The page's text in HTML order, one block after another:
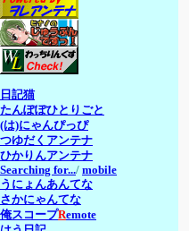
日記猫
たんぽぽひとりごと
(は)にゃんぴっぴ
つゆだくアンテナ
ひかりんアンテナ
Searching for.../ mobile
うにょんあんてな
さかにゃんてな
俺スコープRemote